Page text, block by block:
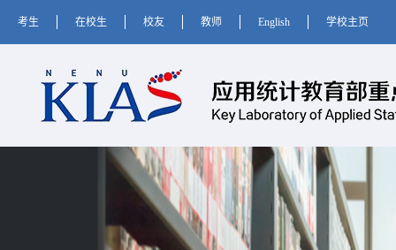
考生 在校生 校友 教师 English 学校主页